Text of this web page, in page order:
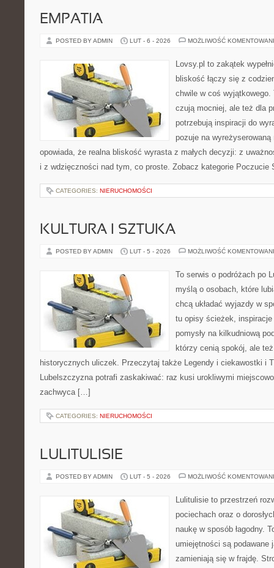
EMPATIA
POSTED BY ADMIN LUT - 6 - 2026 MOŻLIWOŚĆ
Lovsy.pl to zakątek
bliskość łączy się z
chwile w coś
czują mocniej, ale też dla
potrzebują inspiracji do
pozuje na
opowiada, że realna bliskość wyrasta z małych decyzji: z
i z wdzięczności nad tym, co proste. Zobacz kategorie
CATEGORIES: NIERUCHOMOŚCI
KULTURA I SZTUKA
POSTED BY ADMIN LUT - 5 - 2026 MOŻLIWOŚĆ
To serwis o podróżach po
myślą o osobach, które
chcą układać wyjazdy w
tu opisy ścieżek,
pomysły na kilkudniową
którzy cenią spokój, ale
historycznych uliczek. Przeczytaj także Legendy i ciekawostki i
Lubelszczyzna potrafi zaskakiwać: raz kusi urokliwymi
zachwyca […]
CATEGORIES: NIERUCHOMOŚCI
LULITULISIE
POSTED BY ADMIN LUT - 5 - 2026 MOŻLIWOŚĆ
Lulitulisie to przestrzeń
pociechach oraz o
naukę w sposób łagodny.
umiejętności są podawane
zamieniają się w frajdę.